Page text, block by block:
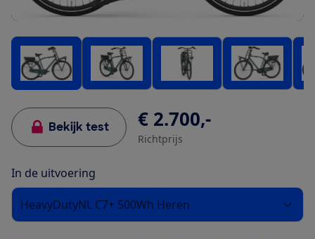
Bekijk test € 2.700,-
Richtprijs
In de uitvoering
HeavyDutyNL C7+ 500Wh Heren